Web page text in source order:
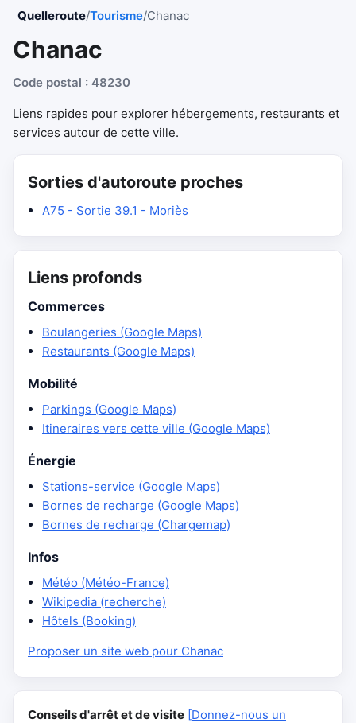
Quelleroute/Tourisme/Chanac
Chanac
Code postal : 48230
Liens rapides pour explorer hébergements, restaurants et
services autour de cette ville.
Sorties d'autoroute proches
A75 - Sortie 39.1 - Moriès
Liens profonds
Commerces
Boulangeries (Google Maps)
Restaurants (Google Maps)
Mobilité
Parkings (Google Maps)
Itineraires vers cette ville (Google Maps)
Énergie
Stations-service (Google Maps)
Bornes de recharge (Google Maps)
Bornes de recharge (Chargemap)
Infos
Météo (Météo-France)
Wikipedia (recherche)
Hôtels (Booking)
Proposer un site web pour Chanac
Conseils d'arrêt et de visite [Donnez-nous un